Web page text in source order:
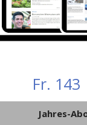
Fr. 143
Jahres-